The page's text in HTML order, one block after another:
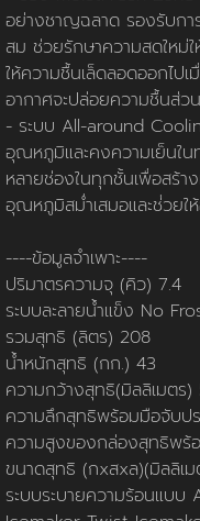
นโยบายการใช้คุกกี้
ข้อกำหนดและเงื่อนไข
นโยบายความเป็นส่วนตัว